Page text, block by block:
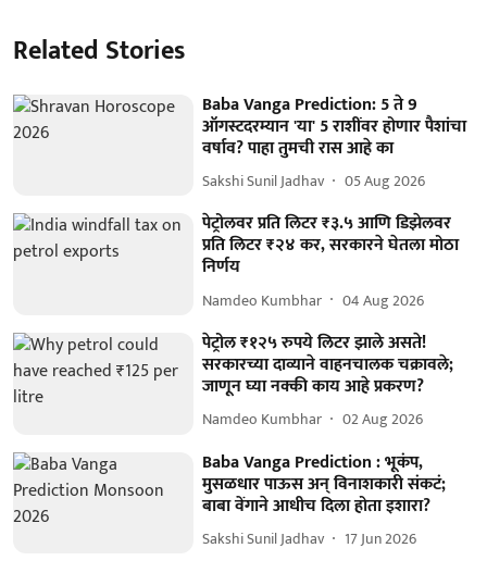
Related Stories
Baba Vanga Prediction: 5 ते 9
ऑगस्टदरम्यान 'या' 5 राशींवर होणार पैशांचा
वर्षाव? पाहा तुमची रास आहे का
Sakshi Sunil Jadhav 05 Aug 2026
पेट्रोलवर प्रति लिटर ₹३.५ आणि डिझेलवर
प्रति लिटर ₹२४ कर, सरकारने घेतला मोठा
निर्णय
Namdeo Kumbhar 04 Aug 2026
पेट्रोल ₹१२५ रुपये लिटर झाले असते!
सरकारच्या दाव्याने वाहनचालक चक्रावले;
जाणून घ्या नक्की काय आहे प्रकरण?
Namdeo Kumbhar 02 Aug 2026
Baba Vanga Prediction : भूकंप,
मुसळधार पाऊस अन् विनाशकारी संकटं;
बाबा वेंगाने आधीच दिला होता इशारा?
Sakshi Sunil Jadhav 17 Jun 2026